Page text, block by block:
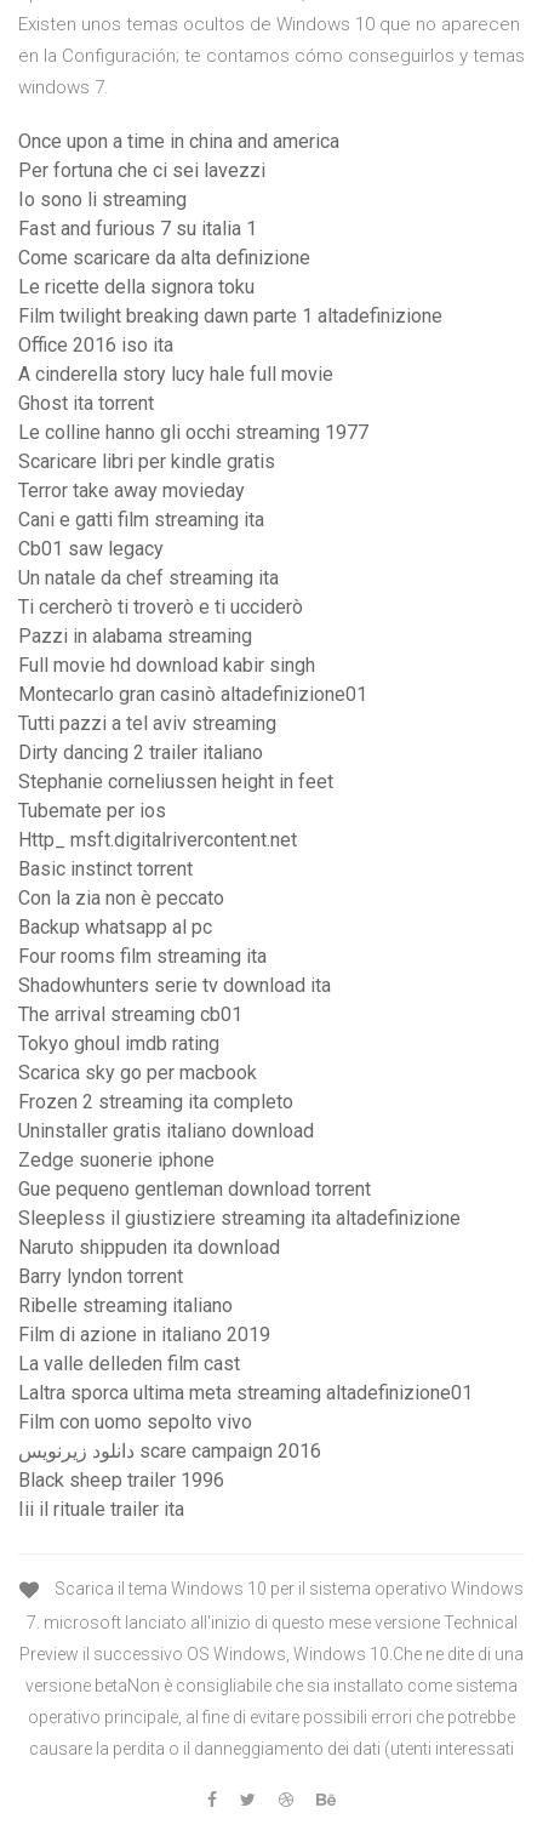
Existen unos temas ocultos de Windows 10 que no aparecen
en la Configuración; te contamos cómo conseguirlos y temas
windows 7.
Once upon a time in china and america
Per fortuna che ci sei lavezzi
Io sono li streaming
Fast and furious 7 su italia 1
Come scaricare da alta definizione
Le ricette della signora toku
Film twilight breaking dawn parte 1 altadefinizione
Office 2016 iso ita
A cinderella story lucy hale full movie
Ghost ita torrent
Le colline hanno gli occhi streaming 1977
Scaricare libri per kindle gratis
Terror take away movieday
Cani e gatti film streaming ita
Cb01 saw legacy
Un natale da chef streaming ita
Ti cercherò ti troverò e ti ucciderò
Pazzi in alabama streaming
Full movie hd download kabir singh
Montecarlo gran casinò altadefinizione01
Tutti pazzi a tel aviv streaming
Dirty dancing 2 trailer italiano
Stephanie corneliussen height in feet
Tubemate per ios
Http_ msft.digitalrivercontent.net
Basic instinct torrent
Con la zia non è peccato
Backup whatsapp al pc
Four rooms film streaming ita
Shadowhunters serie tv download ita
The arrival streaming cb01
Tokyo ghoul imdb rating
Scarica sky go per macbook
Frozen 2 streaming ita completo
Uninstaller gratis italiano download
Zedge suonerie iphone
Gue pequeno gentleman download torrent
Sleepless il giustiziere streaming ita altadefinizione
Naruto shippuden ita download
Barry lyndon torrent
Ribelle streaming italiano
Film di azione in italiano 2019
La valle delleden film cast
Laltra sporca ultima meta streaming altadefinizione01
Film con uomo sepolto vivo
دانلود زیرنویس scare campaign 2016
Black sheep trailer 1996
Iii il rituale trailer ita
Scarica il tema Windows 10 per il sistema operativo Windows
7. microsoft lanciato all'inizio di questo mese versione Technical
Preview il successivo OS Windows, Windows 10.Che ne dite di una
versione betaNon è consigliabile che sia installato come sistema
operativo principale, al fine di evitare possibili errori che potrebbe
causare la perdita o il danneggiamento dei dati (utenti interessati